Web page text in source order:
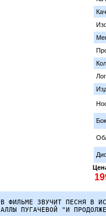
В ФИЛЬМЕ ЗВУЧИТ ПЕСНЯ В
АЛЛЫ ПУГАЧЕВОЙ "И